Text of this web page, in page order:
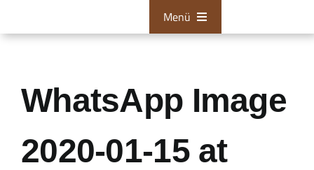
springen
Menü
Restaurationen
Über uns
WhatsApp Image
2020-01-15 at